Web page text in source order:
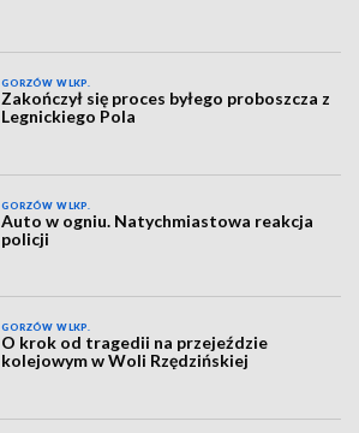
GORZÓW WLKP.
Zakończył się proces byłego proboszcza z
Legnickiego Pola
GORZÓW WLKP.
Auto w ogniu. Natychmiastowa reakcja
policji
GORZÓW WLKP.
O krok od tragedii na przejeździe
kolejowym w Woli Rzędzińskiej